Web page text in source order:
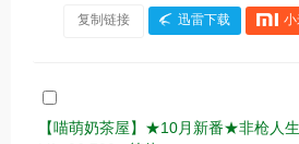
复制链接 迅雷下载 小
【喵萌奶茶屋】★10月新番★非枪人